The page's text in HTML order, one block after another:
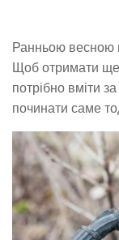
Ранньою весною
Щоб отримати
потрібно вміти
починати саме